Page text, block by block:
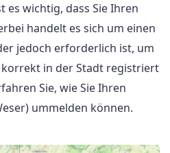
es wichtig, dass Sie Ihren
handelt es sich um einen
jedoch erforderlich ist, um
korrekt in der Stadt registriert
Sie, wie Sie Ihren
ummelden können.